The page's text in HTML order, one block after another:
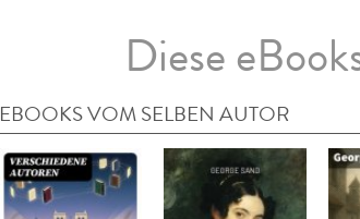
Diese
EBOOKS VOM SELBEN AUTOR